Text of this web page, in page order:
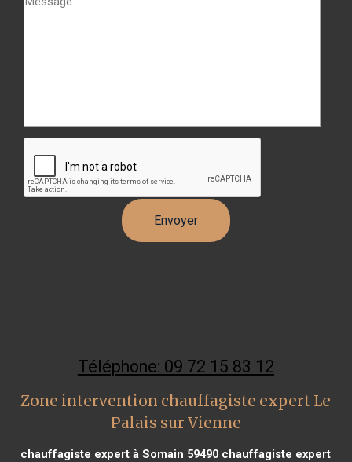
Téléphone: 09 72 15 83 12
Zone intervention chauffagiste expert Le
Palais sur Vienne
chauffagiste expert à Somain 59490 chauffagiste expert